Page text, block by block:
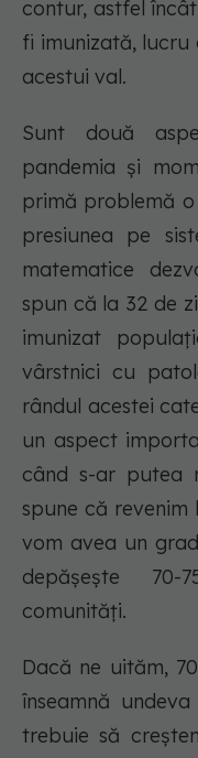
contur, astfel
fi imunizată,
acestui val.
Sunt două
pandemia și
primă problemă
presiunea pe
matematice
spun că la 32 de
imunizat
vârstnici cu
rândul acestei
un aspect
când s-ar putea
spune că
vom avea un
depășește
comunități.
Dacă ne uităm,
înseamnă
trebuie să